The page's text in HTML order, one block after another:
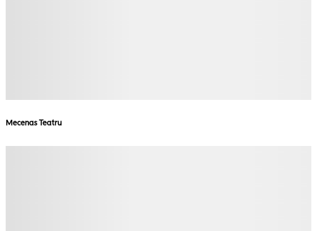
Mecenas Teatru